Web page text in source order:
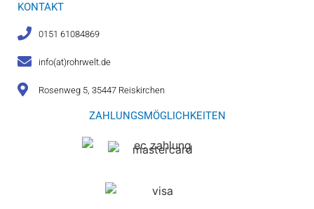
KONTAKT
0151 61084869
info(at)rohrwelt.de
Rosenweg 5, 35447 Reiskirchen
ZAHLUNGSMÖGLICHKEITEN